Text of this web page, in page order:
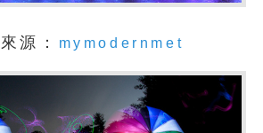
源： mymodernmet